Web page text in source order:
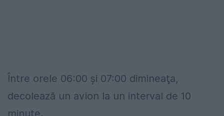
Între orele 06:00 şi 07:00 dimineaţa,
decolează un avion la un interval de 10
minute.